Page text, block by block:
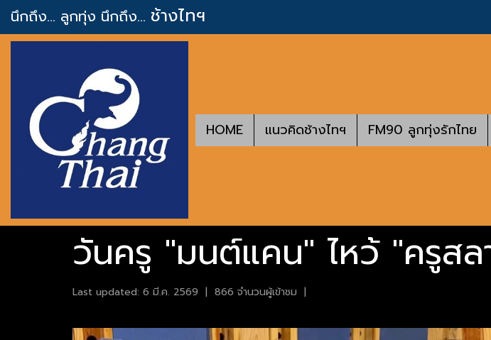
นึกถึง... ลูกทุ่ง นึกถึง... ช้างไทฯ
HOME แนวคิดช้างไทฯ FM90 ลูกทุ่งรักไทย
วันครู "มนต์แคน" ไหว้ "ครูส
Last updated: 6 มี.ค. 2569 | 866 จำนวนผู้เข้าชม |